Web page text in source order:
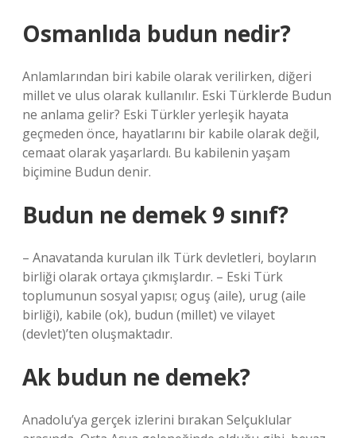
Osmanlıda budun nedir?
Anlamlarından biri kabile olarak verilirken, diğeri
millet ve ulus olarak kullanılır. Eski Türklerde Budun
ne anlama gelir? Eski Türkler yerleşik hayata
geçmeden önce, hayatlarını bir kabile olarak değil,
cemaat olarak yaşarlardı. Bu kabilenin yaşam
biçimine Budun denir.
Budun ne demek 9 sınıf?
– Anavatanda kurulan ilk Türk devletleri, boyların
birliği olarak ortaya çıkmışlardır. – Eski Türk
toplumunun sosyal yapısı; oguş (aile), urug (aile
birliği), kabile (ok), budun (millet) ve vilayet
(devlet)’ten oluşmaktadır.
Ak budun ne demek?
Anadolu’ya gerçek izlerini bırakan Selçuklular